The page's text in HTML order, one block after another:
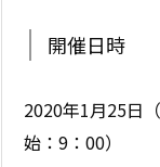
開催日時
2020年1月25日
始：9：00）